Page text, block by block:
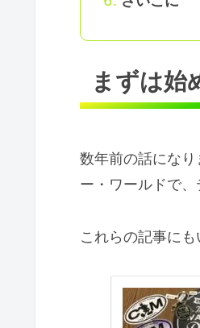
まずは始
数年前の話にな
ー・ワールドで、
これらの記事に